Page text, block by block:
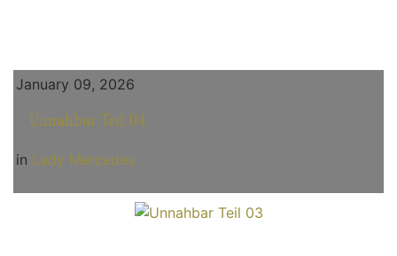
January 09, 2026
Unnahbar Teil 04
in Lady Mercedes